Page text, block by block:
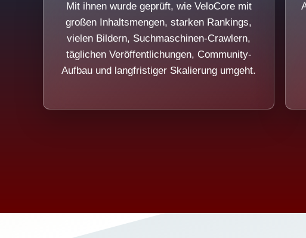
Mit ihnen wurde geprüft, wie VeloCore mit
großen Inhaltsmengen, starken Rankings,
vielen Bildern, Suchmaschinen-Crawlern,
täglichen Veröffentlichungen, Community-
Aufbau und langfristiger Skalierung umgeht.